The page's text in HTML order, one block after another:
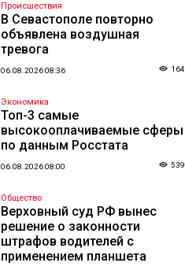
Происшествия
В Севастополе повторно
объявлена воздушная
тревога
06.08.2026 08:36 164
Экономика
Топ-3 самые
высокооплачиваемые сферы
по данным Росстата
06.08.2026 08:00 539
Общество
Верховный суд РФ вынес
решение о законности
штрафов водителей с
применением планшета